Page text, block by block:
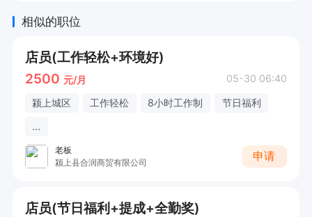
相似的职位
店员(工作轻松+环境好)
2500 元/月 05-30 06:40
颍上城区 工作轻松 8小时工作制
节日福利
...
老板
颍上县合润商贸有限公司
申请
店员(节日福利+提成+全勤奖)